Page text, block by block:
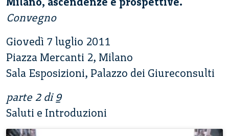
Convegno
Giovedì 7 luglio 2011
Piazza Mercanti 2, Milano
Sala Esposizioni, Palazzo dei Giureconsulti
parte 2 di 9
Saluti e Introduzioni